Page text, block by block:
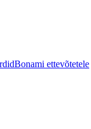
Bonami ettevõtetele